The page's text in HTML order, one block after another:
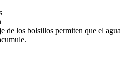
de los bolsillos permiten que el agua